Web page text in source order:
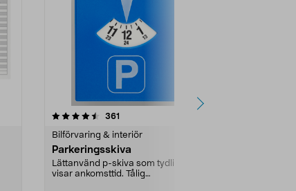
361
Bilförvaring & interiör
Parkeringsskiva
Lättanvänd p-skiva som tydligt
visar ankomsttid. Tålig
4.5 av 5 stjärnor